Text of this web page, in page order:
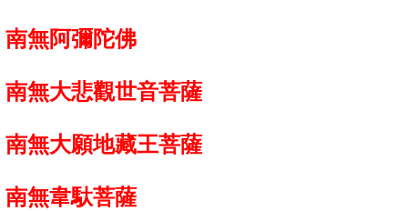
南無阿彌陀佛
南無大悲觀世音菩薩
南無大願地藏王菩薩
南無韋馱菩薩